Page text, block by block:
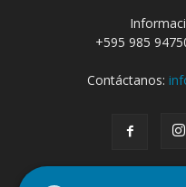
+595 985
Contáctanos: